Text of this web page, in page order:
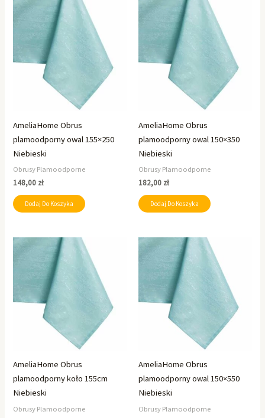
AmeliaHome Obrus
plamoodporny owal 155×250
Niebieski
Obrusy Plamoodporne
148,00 zł
Dodaj Do Koszyka
AmeliaHome Obrus
plamoodporny owal 150×350
Niebieski
Obrusy Plamoodporne
182,00 zł
Dodaj Do Koszyka
AmeliaHome Obrus
plamoodporny koło 155cm
Niebieski
Obrusy Plamoodporne
AmeliaHome Obrus
plamoodporny owal 150×550
Niebieski
Obrusy Plamoodporne